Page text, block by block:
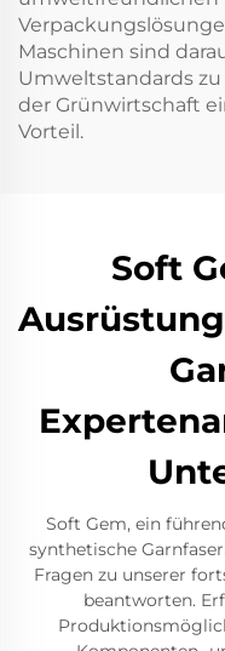
Maschinen sind
Umweltstandards
der Grünwirtschaft
Vorteil.
Soft
Soft Gem, ein
synthetische
Fragen zu unserer
beantworten.